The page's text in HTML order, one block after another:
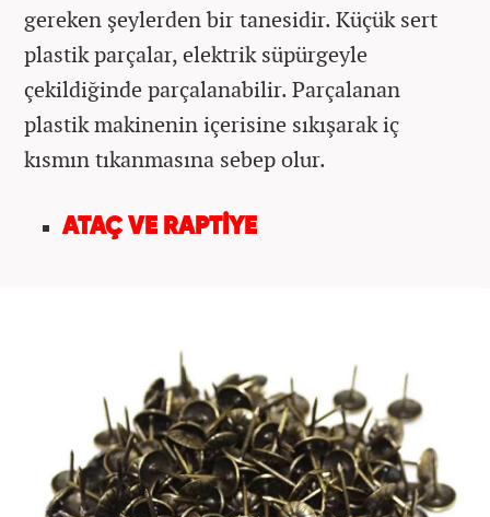
gereken şeylerden bir tanesidir. Küçük sert
plastik parçalar, elektrik süpürgeyle
çekildiğinde parçalanabilir. Parçalanan
plastik makinenin içerisine sıkışarak iç
kısmın tıkanmasına sebep olur.
ATAÇ VE RAPTİYE